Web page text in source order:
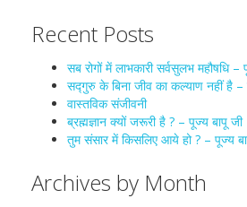
Recent Posts
सब रोगों में लाभकारी सर्वसुलभ महौषधि –
सद्गुरु के बिना जीव का कल्याण नहीं है –
वास्तविक संजीवनी
ब्रह्मज्ञान क्यों जरूरी है ? – पूज्य बापू जी
तुम संसार में किसलिए आये हो ? – पूज्य
Archives by Month